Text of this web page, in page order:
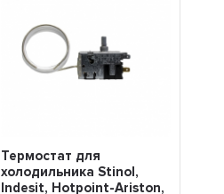
Термостат для
холодильника Stinol,
Indesit, Hotpoint-Ariston,